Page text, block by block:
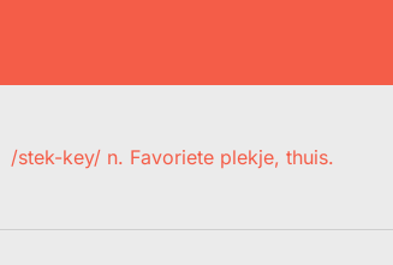
/stek-key/ n. Favoriete plekje, thuis.